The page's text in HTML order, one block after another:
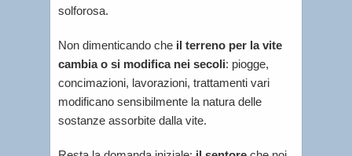
solforosa.
Non dimenticando che il terreno per la vite
cambia o si modifica nei secoli: piogge,
concimazioni, lavorazioni, trattamenti vari
modificano sensibilmente la natura delle
sostanze assorbite dalla vite.